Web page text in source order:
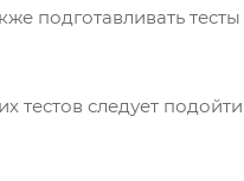
подготавливать
тестов следует